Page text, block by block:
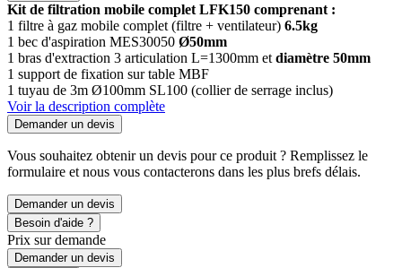
Kit de filtration mobile complet LFK150 comprenant :
1 filtre à gaz mobile complet (filtre + ventilateur) 6.5kg
1 bec d'aspiration MES30050 Ø50mm
1 bras d'extraction 3 articulation L=1300mm et diamètre 50mm
1 support de fixation sur table MBF
1 tuyau de 3m Ø100mm SL100 (collier de serrage inclus)
Voir la description complète
Demander un devis
Vous souhaitez obtenir un devis pour ce produit ? Remplissez le
formulaire et nous vous contacterons dans les plus brefs délais.
Demander un devis
Besoin d'aide ?
Prix sur demande
Demander un devis